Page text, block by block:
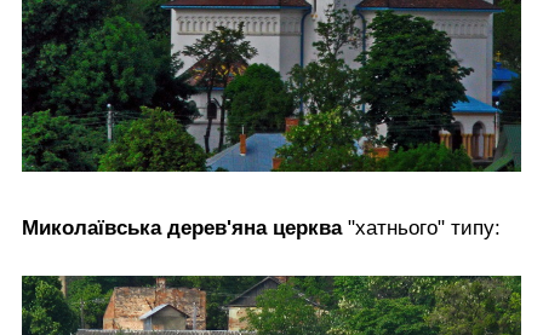
Миколаївська дерев'яна церква"хатнього" типу: